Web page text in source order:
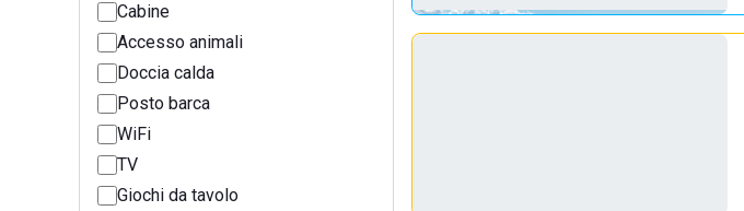
Cabine
Accesso animali
Doccia calda
Posto barca
WiFi
TV
Giochi da tavolo